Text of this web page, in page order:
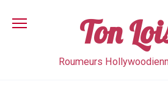
content
Ton
Roumeurs